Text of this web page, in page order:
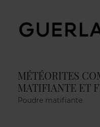
MÉTÉORITES
MATIFIANTE ET
Poudre matifiante